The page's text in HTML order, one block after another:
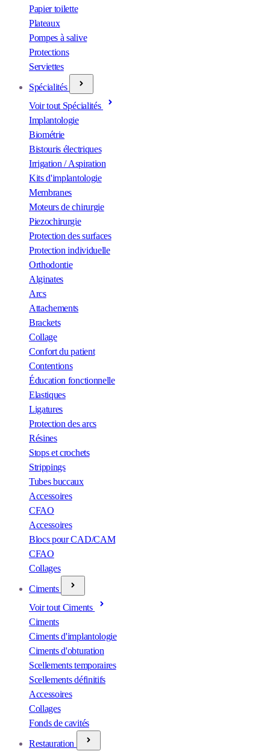
Papier toilette
Plateaux
Pompes à salive
Protections
Serviettes
Spécialités
Voir tout Spécialités
Implantologie
Biométrie
Bistouris électriques
Irrigation / Aspiration
Kits d'implantologie
Membranes
Moteurs de chirurgie
Piezochirurgie
Protection des surfaces
Protection individuelle
Orthodontie
Alginates
Arcs
Attachements
Brackets
Collage
Confort du patient
Contentions
Éducation fonctionnelle
Elastiques
Ligatures
Protection des arcs
Résines
Stops et crochets
Strippings
Tubes buccaux
Accessoires
CFAO
Accessoires
Blocs pour CAD/CAM
CFAO
Collages
Ciments
Voir tout Ciments
Ciments
Ciments d'implantologie
Ciments d'obturation
Scellements temporaires
Scellements définitifs
Accessoires
Collages
Fonds de cavités
Restauration